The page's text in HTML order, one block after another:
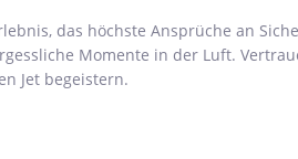
das höchste Ansprüche an
Momente in der Luft.
Jet begeistern.